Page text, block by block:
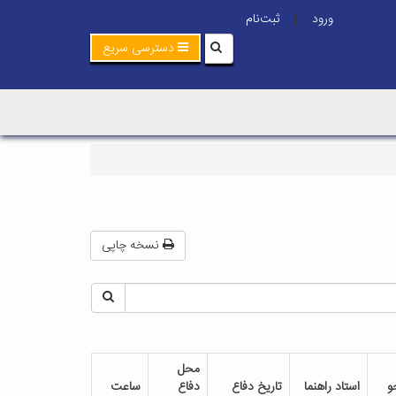
ورود |
ثبت‌نام
دسترسی سریع
نسخه چاپی
استاد راهنما تاریخ دفاع
محل
دفاع
ساعت